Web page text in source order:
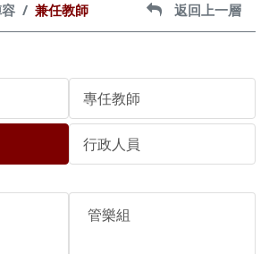
兼任教師 返回上一層
專任教師
行政人員
管樂組